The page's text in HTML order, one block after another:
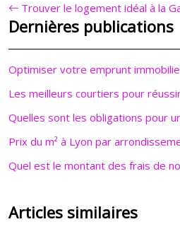
Trouver le logement idéal à la
Dernières publications
Optimiser votre emprunt
Les meilleurs courtiers pour
Quelles sont les obligations pour
Prix du m² à Lyon par
Quel est le montant des frais de
Articles similaires